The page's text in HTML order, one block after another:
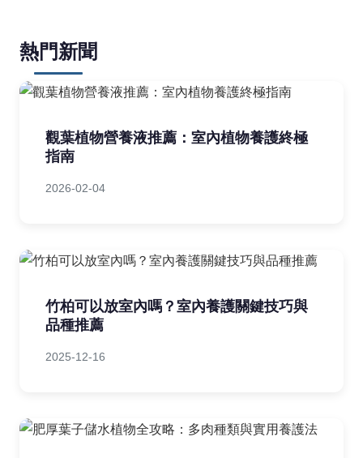
熱門新聞
觀葉植物營養液推薦：室內植物養護終極
指南
2026-02-04
竹柏可以放室內嗎？室內養護關鍵技巧與
品種推薦
2025-12-16